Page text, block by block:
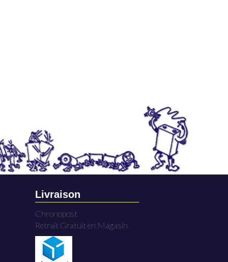
Livraison
Chronopost
Retrait Gratuit en Magasin